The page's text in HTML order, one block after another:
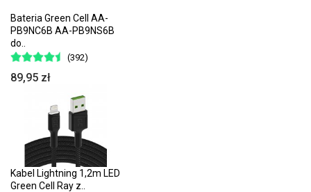
Bateria Green Cell AA-
PB9NC6B AA-PB9NS6B
do..
(392)
89,95 zł
Kabel Lightning 1,2m LED
Green Cell Ray z..